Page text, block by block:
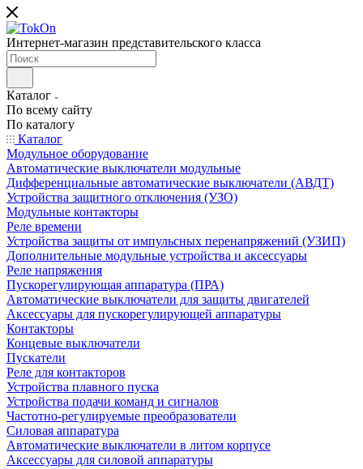
Интернет-магазин представительского класса
Каталог
По всему сайту
По каталогу
Каталог
Модульное оборудование
Автоматические выключатели модульные
Дифференциальные автоматические выключатели (АВДТ)
Устройства защитного отключения (УЗО)
Модульные контакторы
Реле времени
Устройства защиты от импульсных перенапряжений (УЗИП)
Дополнительные модульные устройства и аксессуары
Реле напряжения
Пускорегулирующая аппаратура (ПРА)
Автоматические выключатели для защиты двигателей
Аксессуары для пускорегулирующей аппаратуры
Контакторы
Концевые выключатели
Пускатели
Реле для контакторов
Устройства плавного пуска
Устройства подачи команд и сигналов
Частотно-регулируемые преобразователи
Силовая аппаратура
Автоматические выключатели в литом корпусе
Аксессуары для силовой аппаратуры